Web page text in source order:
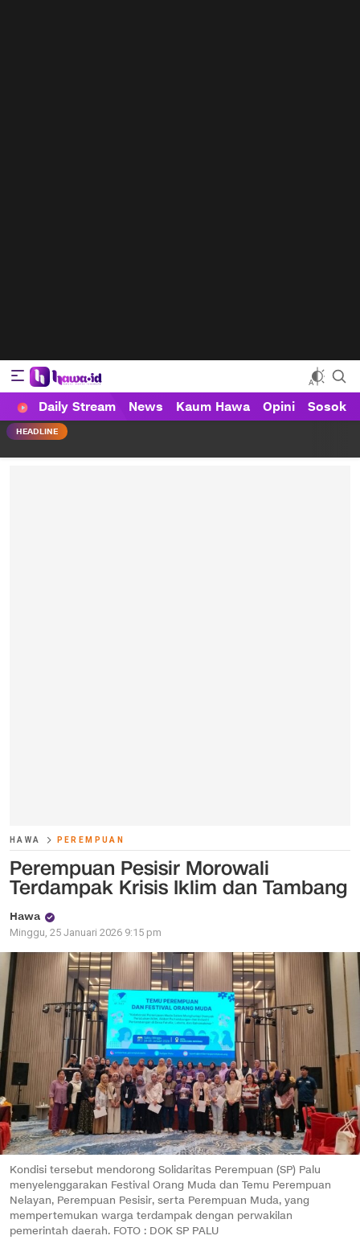
HAWA
Haluan Wanita Indonesia
Daily Stream News Kaum Hawa Opini Sosok
HEADLINE
HAWA PEREMPUAN
Perempuan Pesisir Morowali
Terdampak Krisis Iklim dan Tambang
Hawa
Minggu, 25 Januari 2026 9:15 pm
Kondisi tersebut mendorong Solidaritas Perempuan (SP) Palu
menyelenggarakan Festival Orang Muda dan Temu Perempuan
Nelayan, Perempuan Pesisir, serta Perempuan Muda, yang
mempertemukan warga terdampak dengan perwakilan
pemerintah daerah. FOTO : DOK SP PALU